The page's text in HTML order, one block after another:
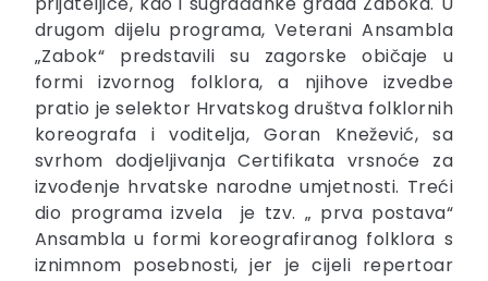
drugom dijelu programa, Veterani Ansambla
„Zabok“ predstavili su zagorske običaje u
formi izvornog folklora, a njihove izvedbe
pratio je selektor Hrvatskog društva folklornih
koreografa i voditelja, Goran Knežević, sa
svrhom dodjeljivanja Certifikata vrsnoće za
izvođenje hrvatske narodne umjetnosti. Treći
dio programa izvela je tzv. „ prva postava“
Ansambla u formi koreografiranog folklora s
iznimnom posebnosti, jer je cijeli repertoar